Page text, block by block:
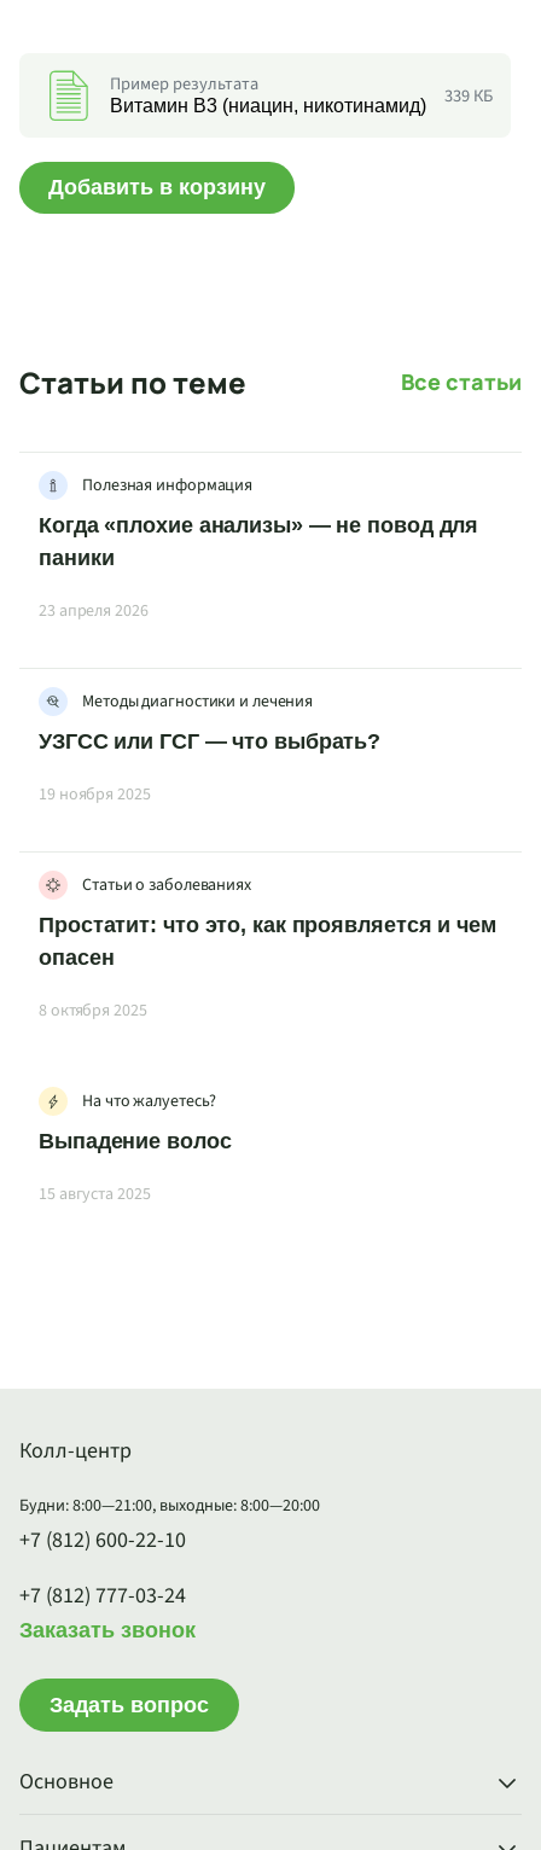
Пример результата
Витамин B3 (ниацин, никотинамид) 339 КБ
Добавить в корзину
Статьи по теме Все статьи
Полезная информация
Когда «плохие анализы» — не повод для
паники
23 апреля 2026
Методы диагностики и лечения
УЗГСС или ГСГ — что выбрать?
19 ноября 2025
Статьи о заболеваниях
Простатит: что это, как проявляется и чем
опасен
8 октября 2025
На что жалуетесь?
Выпадение волос
15 августа 2025
Основное
Колл-центр
Будни: 8:00—21:00, выходные: 8:00—20:00
+7 (812) 600-22-10
+7 (812) 777-03-24
Заказать звонок
Задать вопрос